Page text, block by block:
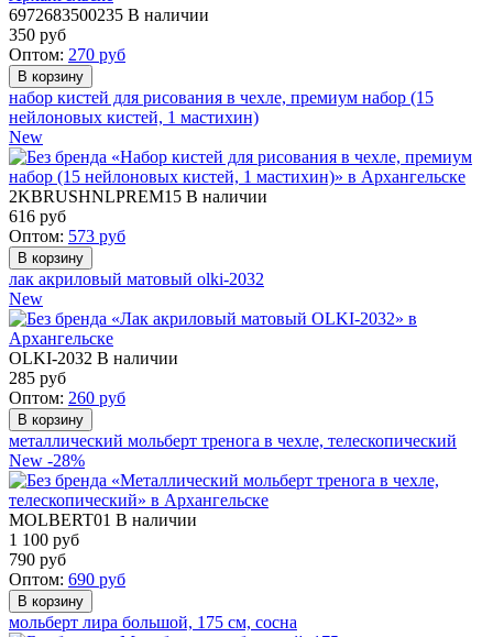
6972683500235 В наличии
350 руб
Оптом: 270 руб
набор кистей для рисования в чехле, премиум набор (15
нейлоновых кистей, 1 мастихин)
New
2KBRUSHNLPREM15 В наличии
616 руб
Оптом: 573 руб
лак акриловый матовый olki-2032
New
OLKI-2032 В наличии
285 руб
Оптом: 260 руб
металлический мольберт тренога в чехле, телескопический
New -28%
MOLBERT01 В наличии
1 100 руб
790 руб
Оптом: 690 руб
мольберт лира большой, 175 см, сосна